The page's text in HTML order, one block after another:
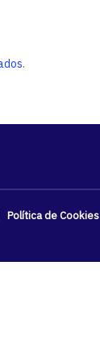
.
Política de Cookies